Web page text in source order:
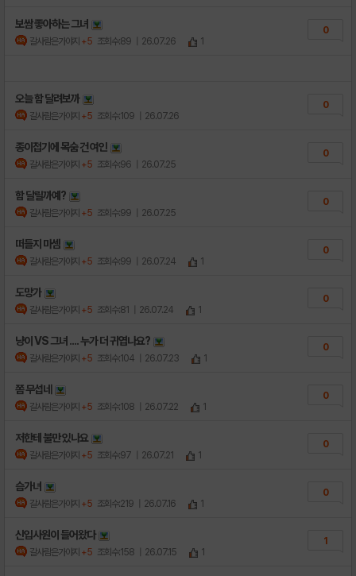
보쌈 좋아하는 그녀
갈사람은가야지 +5 조회수:89 | 26.07.26 1
0
오늘 함 달려보까
갈사람은가야지 +5 조회수:109 | 26.07.26
0
종이접기에 목숨 건 여인
갈사람은가야지 +5 조회수:96 | 26.07.25
0
함 달릴까예?
갈사람은가야지 +5 조회수:99 | 26.07.25
0
떠들지 마셈
갈사람은가야지 +5 조회수:99 | 26.07.24 1
0
도망가
갈사람은가야지 +5 조회수:81 | 26.07.24 1
0
냥이 VS 그녀 .... 누가 더 귀엽나요?
갈사람은가야지 +5 조회수:104 | 26.07.23 1
0
쫌 무섭네
갈사람은가야지 +5 조회수:108 | 26.07.22 1
0
저한테 불만 있나요
갈사람은가야지 +5 조회수:97 | 26.07.21 1
0
슴가녀
갈사람은가야지 +5 조회수:219 | 26.07.16 1
0
신입사원이 들어왔다
갈사람은가야지 +5 조회수:158 | 26.07.15 1
1